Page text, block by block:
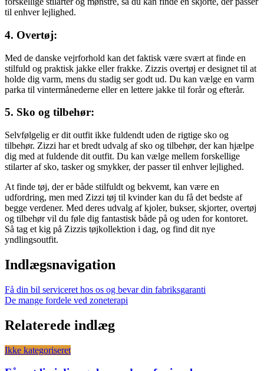
til enhver lejlighed.
4. Overtøj:
Med de danske vejrforhold kan det faktisk være svært at finde en
stilfuld og praktisk jakke eller frakke. Zizzis overtøj er designet til at
holde dig varm, mens du stadig ser godt ud. Du kan vælge en varm
parka til vintermånederne eller en lettere jakke til forår og efterår.
5. Sko og tilbehør:
Selvfølgelig er dit outfit ikke fuldendt uden de rigtige sko og
tilbehør. Zizzi har et bredt udvalg af sko og tilbehør, der kan hjælpe
dig med at fuldende dit outfit. Du kan vælge mellem forskellige
stilarter af sko, tasker og smykker, der passer til enhver lejlighed.
At finde tøj, der er både stilfuldt og bekvemt, kan være en
udfordring, men med Zizzi tøj til kvinder kan du få det bedste af
begge verdener. Med deres udvalg af kjoler, bukser, skjorter, overtøj
og tilbehør vil du føle dig fantastisk både på og uden for kontoret.
Så tag et kig på Zizzis tøjkollektion i dag, og find dit nye
yndlingsoutfit.
Indlægsnavigation
Få din bil serviceret hos os og bevar din fabriksgaranti
De mange fordele ved zoneterapi
Relaterede indlæg
Ikke kategoriseret